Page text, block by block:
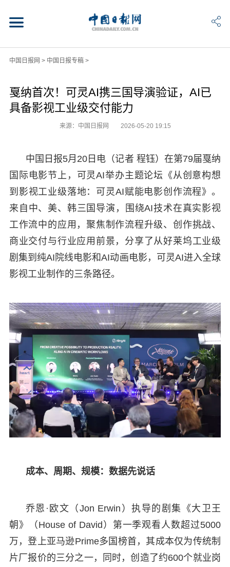
中国日报网 > 中国日报专稿>
戛纳首次！可灵AI携三国导演验证，AI已
具备影视工业级交付能力
来源：中国日报网 2026-05-20 19:15
中国日报5月20日电（记者 程钰）在第79届戛纳
国际电影节上，可灵AI举办主题论坛《从创意构想
到影视工业级落地：可灵AI赋能电影创作流程》。
来自中、美、韩三国导演，围绕AI技术在真实影视
工作流中的应用，聚焦制作流程升级、创作挑战、
商业交付与行业应用前景，分享了从好莱坞工业级
剧集到纯AI院线电影和AI动画电影，可灵AI进入全球
影视工业制作的三条路径。
成本、周期、规模：数据先说话
乔恩·欧文（Jon Erwin）执导的剧集《大卫王
朝》（House of David）第一季观看人数超过5000
万，登上亚马逊Prime多国榜首，其成本仅为传统制
片厂报价的三分之一，同时，创造了约600个就业岗